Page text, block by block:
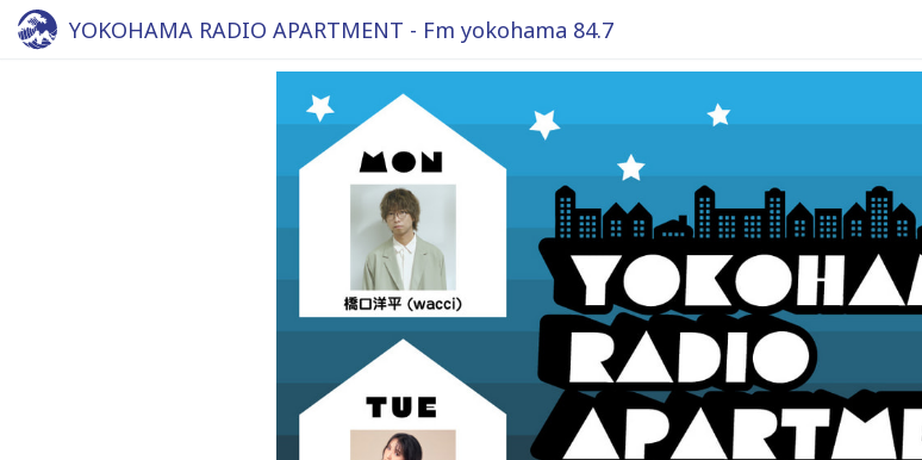
YOKOHAMA RADIO APARTMENT - Fm yokohama 84.7